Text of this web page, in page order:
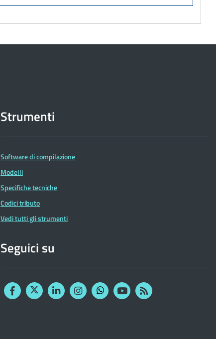
Strumenti
Software di compilazione
Modelli
Specifiche tecniche
Codici tributo
Vedi tutti gli strumenti
Seguici su
FacebookTwitterLinkedinInstagram
YouTubeRSS